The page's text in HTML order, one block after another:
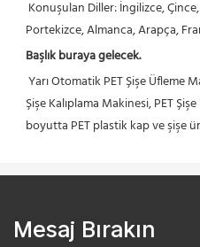
Portekizce, Almanca, Arapça,
Başlık buraya gelecek.
Şişe Kalıplama Makinesi, PET
boyutta PET plastik kap ve şişe
Mesaj Bırakın